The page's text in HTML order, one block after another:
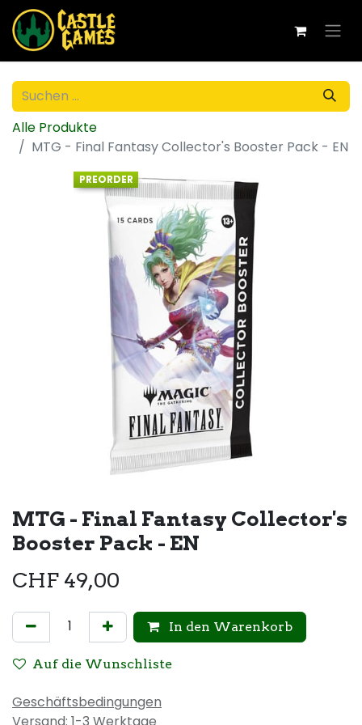
Alle Produkte
MTG - Final Fantasy Collector's Booster Pack - EN
PREORDER
MTG - Final Fantasy Collector's
Booster Pack - EN
CHF 49,00
In den Warenkorb
Auf die Wunschliste
Geschäftsbedingungen